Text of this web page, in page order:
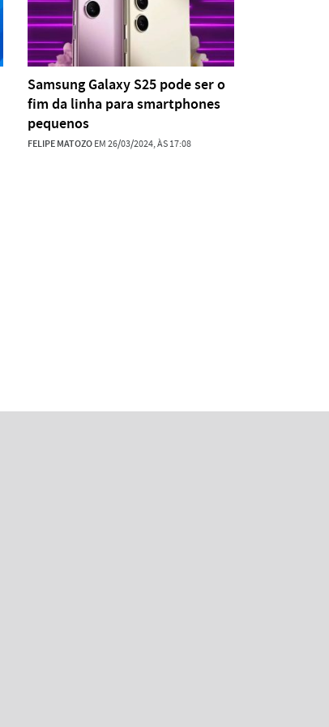
Samsung Galaxy S25 pode ser o
fim da linha para smartphones
pequenos
FELIPE MATOZOEM 26/03/2024, ÀS 17:08